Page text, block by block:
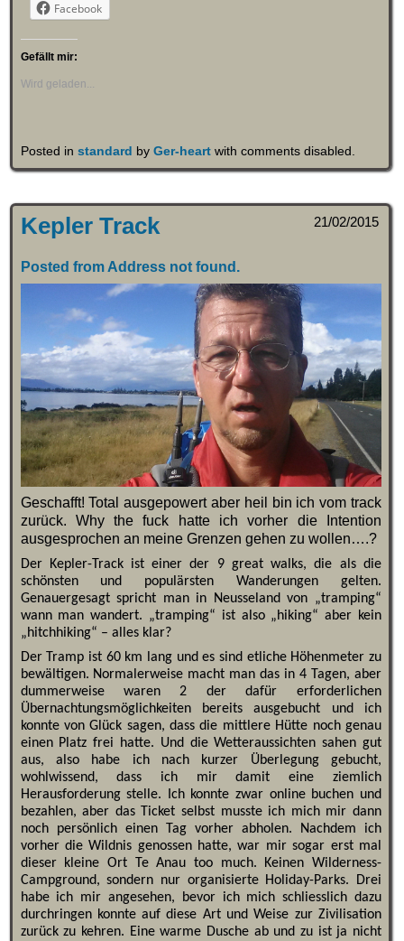
Facebook
Gefällt mir:
Wird geladen...
Posted in standard by Ger-heartwith comments disabled.
21/02/2015
Kepler Track
Posted from Address not found.
Geschafft! Total ausgepowert aber heil bin ich vom track
zurück. Why the fuck hatte ich vorher die Intention
ausgesprochen an meine Grenzen gehen zu wollen….?
Der Kepler-Track ist einer der 9 great walks, die als die
schönsten und populärsten Wanderungen gelten.
Genauergesagt spricht man in Neusseland von „tramping“
wann man wandert. „tramping“ ist also „hiking“ aber kein
„hitchhiking“ – alles klar?
Der Tramp ist 60 km lang und es sind etliche Höhenmeter zu
bewältigen. Normalerweise macht man das in 4 Tagen, aber
dummerweise waren 2 der dafür erforderlichen
Übernachtungsmöglichkeiten bereits ausgebucht und ich
konnte von Glück sagen, dass die mittlere Hütte noch genau
einen Platz frei hatte. Und die Wetteraussichten sahen gut
aus, also habe ich nach kurzer Überlegung gebucht,
wohlwissend, dass ich mir damit eine ziemlich
Herausforderung stelle. Ich konnte zwar online buchen und
bezahlen, aber das Ticket selbst musste ich mich mir dann
noch persönlich einen Tag vorher abholen. Nachdem ich
vorher die Wildnis genossen hatte, war mir sogar erst mal
dieser kleine Ort Te Anau too much. Keinen Wilderness-
Campground, sondern nur organisierte Holiday-Parks. Drei
habe ich mir angesehen, bevor ich mich schliesslich dazu
durchringen konnte auf diese Art und Weise zur Zivilisation
zurück zu kehren. Eine warme Dusche ab und zu ist ja nicht